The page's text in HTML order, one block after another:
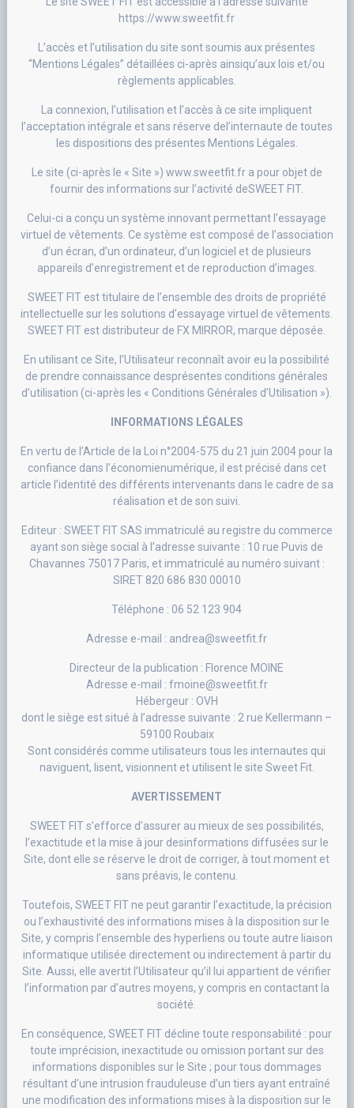
https://www.sweetfit.fr
L’accès et l’utilisation du site sont soumis aux présentes
“Mentions Légales” détaillées ci-après ainsiqu’aux lois et/ou
règlements applicables.
La connexion, l’utilisation et l’accès à ce site impliquent
l’acceptation intégrale et sans réserve del’internaute de toutes
les dispositions des présentes Mentions Légales.
Le site (ci-après le « Site ») www.sweetfit.fr a pour objet de
fournir des informations sur l’activité deSWEET FIT.
Celui-ci a conçu un système innovant permettant l’essayage
virtuel de vêtements. Ce système est composé de l’association
d’un écran, d’un ordinateur, d’un logiciel et de plusieurs
appareils d’enregistrement et de reproduction d’images.
SWEET FIT est titulaire de l’ensemble des droits de propriété
intellectuelle sur les solutions d’essayage virtuel de vêtements.
SWEET FIT est distributeur de FX MIRROR, marque déposée.
En utilisant ce Site, l’Utilisateur reconnaît avoir eu la possibilité
de prendre connaissance desprésentes conditions générales
d’utilisation (ci-après les « Conditions Générales d’Utilisation »).
INFORMATIONS LÉGALES
En vertu de l’Article de la Loi n°2004-575 du 21 juin 2004 pour la
confiance dans l’économienumérique, il est précisé dans cet
article l’identité des différents intervenants dans le cadre de sa
réalisation et de son suivi.
Editeur : SWEET FIT SAS immatriculé au registre du commerce
ayant son siège social à l’adresse suivante : 10 rue Puvis de
Chavannes 75017 Paris, et immatriculé au numéro suivant :
SIRET 820 686 830 00010
Téléphone : 06 52 123 904
Adresse e-mail : andrea@sweetfit.fr
Directeur de la publication : Florence MOINE
Adresse e-mail : fmoine@sweetfit.fr
Hébergeur : OVH
dont le siège est situé à l’adresse suivante : 2 rue Kellermann –
59100 Roubaix
Sont considérés comme utilisateurs tous les internautes qui
naviguent, lisent, visionnent et utilisent le site Sweet Fit.
AVERTISSEMENT
SWEET FIT s’efforce d’assurer au mieux de ses possibilités,
l’exactitude et la mise à jour desinformations diffusées sur le
Site, dont elle se réserve le droit de corriger, à tout moment et
sans préavis, le contenu.
Toutefois, SWEET FIT ne peut garantir l’exactitude, la précision
ou l’exhaustivité des informations mises à la disposition sur le
Site, y compris l’ensemble des hyperliens ou toute autre liaison
informatique utilisée directement ou indirectement à partir du
Site. Aussi, elle avertit l’Utilisateur qu’il lui appartient de vérifier
l’information par d’autres moyens, y compris en contactant la
société.
En conséquence, SWEET FIT décline toute responsabilité : pour
toute imprécision, inexactitude ou omission portant sur des
informations disponibles sur le Site ; pour tous dommages
résultant d’une intrusion frauduleuse d’un tiers ayant entraîné
une modification des informations mises à la disposition sur le